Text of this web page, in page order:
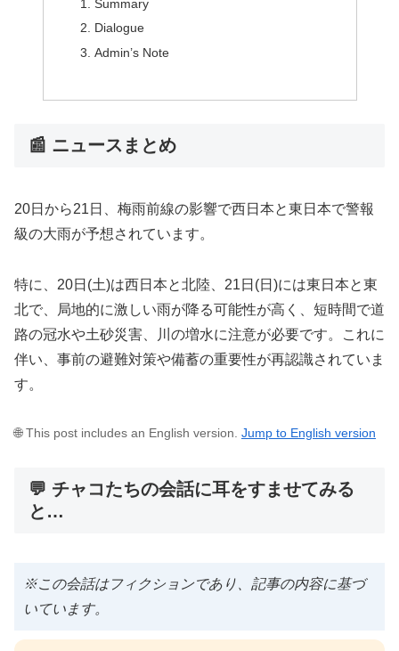
Summary
Dialogue
Admin’s Note
📰 ニュースまとめ
20日から21日、梅雨前線の影響で西日本と東日本で警報
級の大雨が予想されています。
特に、20日(土)は西日本と北陸、21日(日)には東日本と東
北で、局地的に激しい雨が降る可能性が高く、短時間で道
路の冠水や土砂災害、川の増水に注意が必要です。これに
伴い、事前の避難対策や備蓄の重要性が再認識されていま
す。
🌐 This post includes an English version. Jump to English version
💬 チャコたちの会話に耳をすませてみる
と…
※この会話はフィクションであり、記事の内容に基づ
いています。